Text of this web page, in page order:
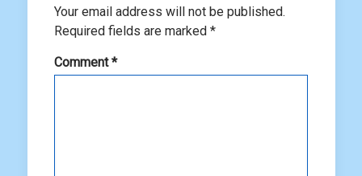
Your email address will not be published.
Required fields are marked *
Comment*